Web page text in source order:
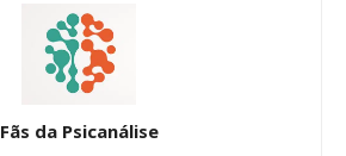
Fãs da Psicanálise